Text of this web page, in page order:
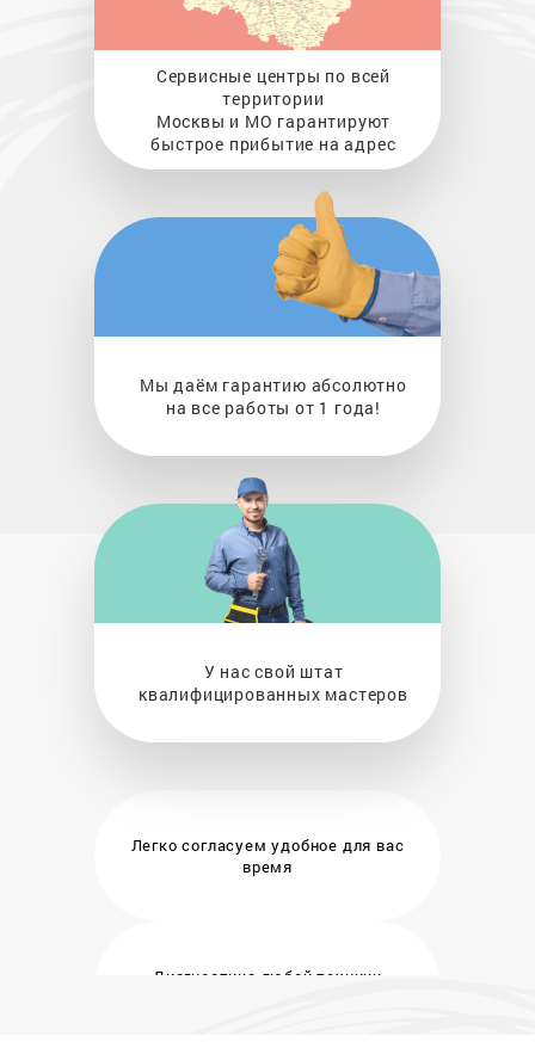
Сервисные центры по всей
территории
Москвы и МО гарантируют
быстрое прибытие на адрес
Мы даём гарантию абсолютно
на все работы от 1 года!
У нас свой штат
квалифицированных мастеров
Легко согласуем удобное для вас
время
Диагностика любой техники